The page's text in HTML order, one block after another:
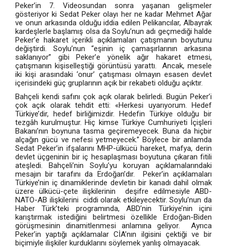
Peker’in 7. Videosundan sonra yaşanan gelişmeler
gösteriyor ki Sedat Peker olayı her ne kadar Mehmet Ağar
ve onun arkasında olduğu iddia edilen Pelikancılar, Albayrak
kardeşlerle başlamış olsa da Soylu’nun adı geçmediği halde
Peker’e hakaret içerikli açıklamaları çatışmanın boyutunu
değiştirdi. Soylu’nun “eşinin iç çamaşırlarının arkasına
saklanıyor” gibi Peker’e yönelik ağır hakaret etmesi,
çatışmanın kişiselleştiği görüntüsü yarattı. Ancak, mesele
iki kişi arasındaki ‘onur’ çatışması olmayın esasen devlet
içerisindeki güç gruplarının açık bir rekabeti olduğu açıktır.
Bahçeli kendi safını çok açık olarak belirledi. Bugün Peker’i
çok açık olarak tehdit etti: «Herkesi uyarıyorum. Hedef
Türkiye’dir, hedef birliğimizdir. Hedefin Türkiye olduğu bir
tezgâh kurulmuştur. Hiç kimse Türkiye Cumhuriyeti İçişleri
Bakanı’nın boynuna tasma geçiremeyecek. Buna da hiçbir
alçağın gücü ve nefesi yetmeyecek.” Böylece bir anlamda
Sedat Peker’in ifşalarını MHP-ülkücü hareket, mafya, derin
devlet üçgeninin bir iç hesaplaşması boyutuna çıkaran fitili
ateşledi. Bahçeli’nin Soylu’yu koruyan açıklamalarındaki
mesajın bir tarafını da Erdoğan’dır. Peker’in açıklamaları
Türkiye’nin iç dinamiklerinde devletin bir kanadı dahil olmak
üzere ülkücü-çete ilişkilerinin deşifre edilmesiyle ABD-
NATO-AB ilişkilerini ciddi olarak etkileyecektir. Soylu’nun da
Haber Türk’teki programında, ABD’nin Türkiye’nin içini
karıştırmak istediğini belirtmesi özellikle Erdoğan-Biden
görüşmesinin dinamitlenmesi anlamına geliyor. Ayrıca
Peker’in yaptığı açıklamalar CİA’nın ilgisini çektiği ve bir
biçimiyle ilişkiler kurduklarını söylemek yanlış olmayacak.